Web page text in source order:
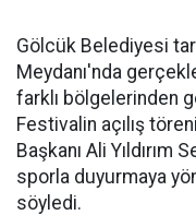
Gölcük Belediyesi
Meydanı'nda
farklı bölgelerinden
Festivalin açılış
Başkanı Ali Yıldırım
sporla duyurmaya
söyledi.